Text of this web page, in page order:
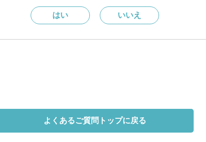
はい いいえ
よくあるご質問トップに戻る